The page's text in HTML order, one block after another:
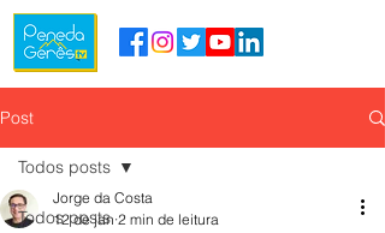
Post
Todos posts
Todos posts
Jorge da Costa
12 de jan 2 min de leitura